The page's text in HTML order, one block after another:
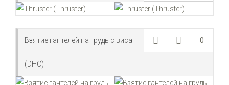
0
Взятие гантелей на грудь с виса
(DHC)